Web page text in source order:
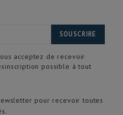
pour recevoir toutes
SOUSCRIRE
acceptez de recevoir
possible à tout